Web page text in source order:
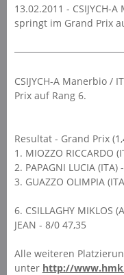
13.02.2011 - CSIJYCH-
springt im Grand Prix
CSIJYCH-A Manerbio /
Prix auf Rang 6.
Resultat - Grand Prix
1. MIOZZO RICCARDO
2. PAPAGNI LUCIA
3. GUAZZO OLIMPIA
6. CSILLAGHY MIKLOS
JEAN - 8/0 47,35
Alle weiteren
unter http://